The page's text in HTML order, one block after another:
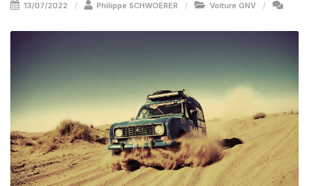
13/07/2022 Philippe SCHWOERER Voiture GNV